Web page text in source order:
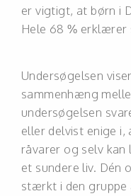
er vigtigt, at børn i
Hele 68 % erklærer
Undersøgelsen
sammenhæng
undersøgelsen
eller delvist enige i,
råvarer og selv
et sundere liv. Dén
stærkt i den gruppe